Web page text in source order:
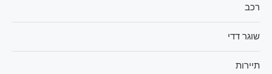
רכב
שוגר דדי
תיירות